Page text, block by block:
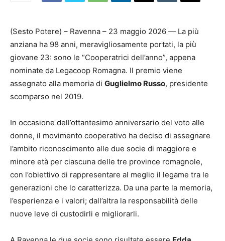
(Sesto Potere) – Ravenna – 23 maggio 2026 — La più
anziana ha 98 anni, meravigliosamente portati, la più
giovane 23: sono le “Cooperatrici dell’anno”, appena
nominate da Legacoop Romagna. Il premio viene
assegnato alla memoria di Guglielmo Russo, presidente
scomparso nel 2019.
In occasione dell’ottantesimo anniversario del voto alle
donne, il movimento cooperativo ha deciso di assegnare
l’ambito riconoscimento alle due socie di maggiore e
minore età per ciascuna delle tre province romagnole,
con l’obiettivo di rappresentare al meglio il legame tra le
generazioni che lo caratterizza. Da una parte la memoria,
l’esperienza e i valori; dall’altra la responsabilità delle
nuove leve di custodirli e migliorarli.